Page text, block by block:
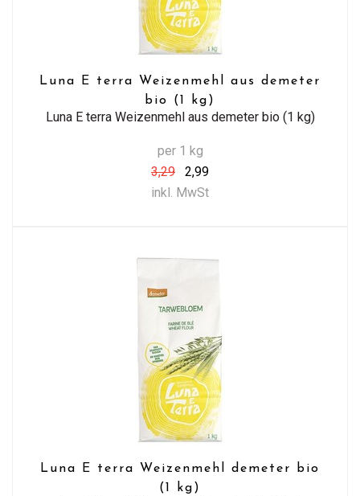
Luna E terra Weizenmehl aus demeter
bio (1 kg)
Luna E terra Weizenmehl aus demeter bio (1 kg)
per 1 kg
3,29
2,99
inkl. MwSt
Luna E terra Weizenmehl demeter bio
(1 kg)